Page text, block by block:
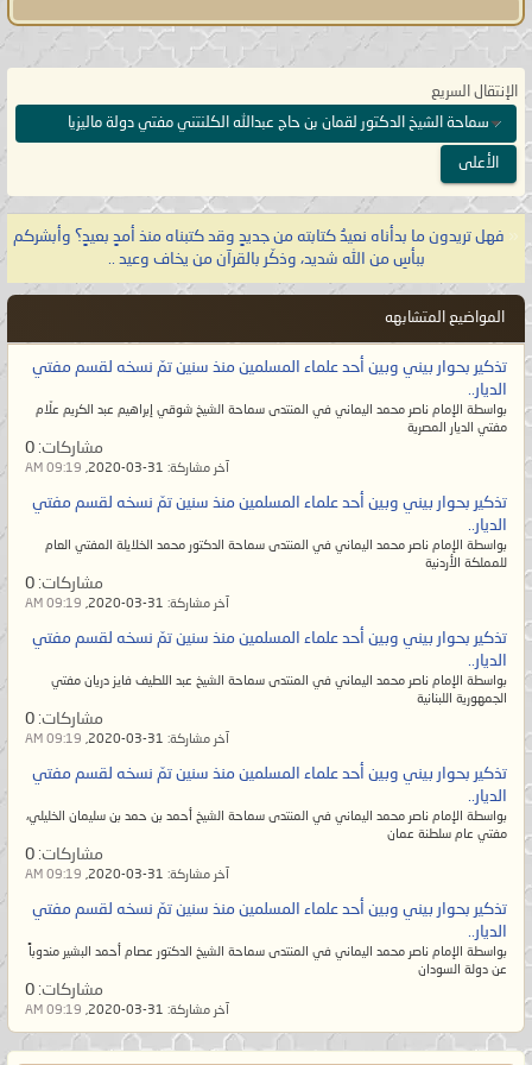
الله تعالى:{وَقَالَ لَهُمْ نَبِيُّهُمْ إِنَّ اللَّهَ قَدْ
بَعَثَ لَكُمْ طَالُوتَ مَلِكًا قَالُوا أَنَّىٰ يَكُونُ لَهُ
الْمُلْكُ عَلَيْنَا وَنَحْنُ أَحَقُّ بِالْمُلْكِ مِنْهُ وَلَمْ
يُؤْتَ سَعَةً مِّنَ الْمَالِ قَالَ إِنَّ اللَّهَ
اصْطَفَاهُ عَلَيْكُمْ وَزاده بسطةً فِي الْعِلْمِ
وَالْجِسْمِ وَاللَّهُ يُؤْتِي مُلْكَهُ مَن يَشَاءُ
وَاللَّهُ وَاسِعٌعَلِيمٌ}صدق الله العظيم
[البقرة:٢٤٧].
يا معشر علماء الأمّة وأتباعهم على
مُختلف طوائفهم، لو لم تزالوا على
الهُدى لما جاء قدري وعصر ظهوري،
فهل تعلمون متى عصر بعث الإمام
المهديّ؟ إنه يكون في أمّة آخر الزمان
حين يصبح الإسلام ليس إلا جنسيةٌ
ينتسبون إليها ولم يبقَ إلا الاسم فلا
يسلم الناس من شرّ يده ولا من لسانه،
والمُسلم من سلم الناس من شرّ يده
وشرّ لسانه. ويظلم القوي منهم
الضعيف فلا يبقى من الإسلام إلا اسم
لهم ومن القرآن إلا رسمه بين أيديهم
ويتخذونه مهجوراً بحجّة أنه لا يعلمُ
تأويله إلا الله! وإنما يقصد المٌتشابه.
ولكنهم معرضون عن آياته المحكمات
الواضحات البيِّنات أمّ الكتاب لا يزيغ
عنهنّ فيتبع ظاهر المُتشابه إلا من في
قلبه زيغٌ عن الحقّ.
وأما السّنة المحمديّة فيرون السُنَّة بدعةً
والبدعة سُنَّةً؛ أي أنّهم يرون الحقّ منها
باطلاً والباطل الموضوع المخالف
لمُحكم القرآن هو الحقّ! فيضِلّ
عُلماؤهم عن الحقّ ثم يُضلّوا أمّتهم حتى
الإنتقال السريع
سماحة الشيخ الدكتور لقمان بن حاج عبدالله الكلنتني مفتي دولة ماليزيا
الأعلى
« فهل تريدون ما بدأناه نعيدُ كتابته من جديدٍ وقد كتبناه منذ أمدٍ بعيدٍ؟ وأبشركم
ببأسِ من الله شديد، وذكّر بالقرآن من يخاف وعيد ..
المواضيع المتشابهه
تذكير بحوار بيني وبين أحد علماء المسلمين منذ سنين تمّ نسخه لقسم مفتي
الديار..
بواسطة الإمام ناصر محمد اليماني في المنتدى سماحة الشيخ شوقي إبراهيم عبد الكريم علّام
مفتي الديار المصرية
مشاركات:
آخر مشاركة: 09:19 AM
تذكير بحوار بيني وبين أحد علماء المسلمين منذ سنين تمّ نسخه لقسم مفتي
الديار..
بواسطة الإمام ناصر محمد اليماني في المنتدى سماحة الدكتور محمد الخلايلة المفتي العام
للمملكة الأردنية
مشاركات:
آخر مشاركة: 09:19 AM
تذكير بحوار بيني وبين أحد علماء المسلمين منذ سنين تمّ نسخه لقسم مفتي
الديار..
بواسطة الإمام ناصر محمد اليماني في المنتدى سماحة الشيخ عبد اللطيف فايز دريان مفتي
الجمهورية اللبنانية
مشاركات:
آخر مشاركة: 09:19 AM
تذكير بحوار بيني وبين أحد علماء المسلمين منذ سنين تمّ نسخه لقسم مفتي
الديار..
بواسطة الإمام ناصر محمد اليماني في المنتدى سماحة الشيخ أحمد بن حمد بن سليمان الخليلي،
مفتي عام سلطنة عمان
مشاركات:
آخر مشاركة: 09:19 AM
تذكير بحوار بيني وبين أحد علماء المسلمين منذ سنين تمّ نسخه لقسم مفتي
الديار..
بواسطة الإمام ناصر محمد اليماني في المنتدى سماحة الشيخ الدكتور عصام أحمد البشير مندوباً
عن دولة السودان
مشاركات:
آخر مشاركة: 09:19 AM